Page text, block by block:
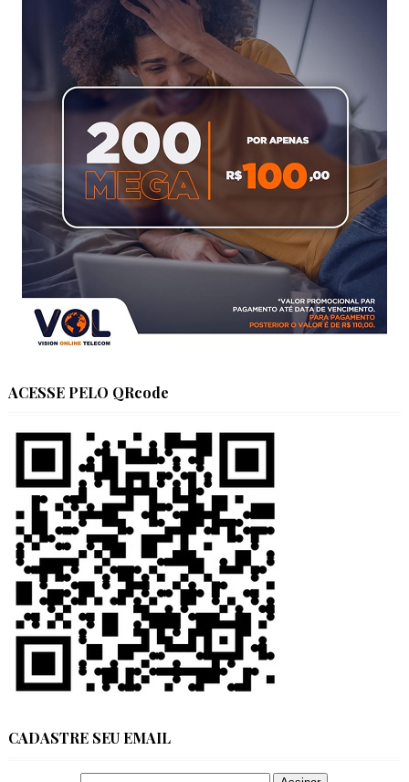
ACESSE PELO QRcode
CADASTRE SEU EMAIL